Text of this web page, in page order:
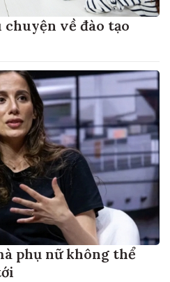
chuyện về đào tạo
phụ nữ không thể